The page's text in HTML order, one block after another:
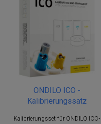
ONDILO ICO -
Kalibrierungssatz
Kalibrierungsset für ONDILO ICO-